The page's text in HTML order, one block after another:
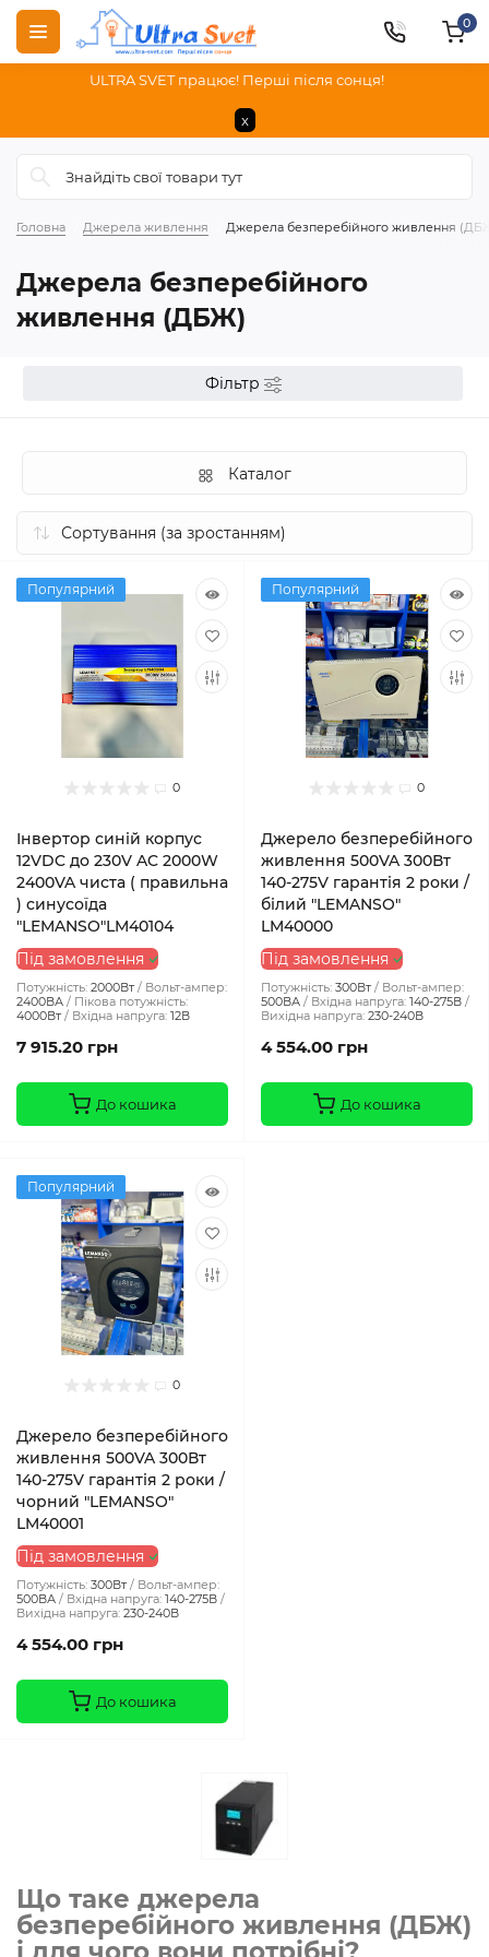
ULTRA SVET працює! Перші після сонця!
x
0
Головна Джерела живлення Джерела безперебійного живлення
Джерела безперебійного
живлення (ДБЖ)
Фільтр
Каталог
Популярний
0
Інвертор синій корпус
12VDC до 230V AC 2000W
2400VA чиста ( правильна
) синусоїда
"LEMANSO"LM40104
Під замовлення
Потужність: 2000Вт
Вольт-ампер:
2400ВА
Пікова потужність:
4000Вт
Вхідна напруга: 12В
7 915.20 грн
До кошика
Популярний
0
Джерело безперебійного
живлення 500VA 300Вт
140-275V гарантія 2 роки /
білий "LEMANSO"
LM40000
Під замовлення
Потужність: 300Вт
Вольт-ампер:
500ВА
Вхідна напруга: 140-275В
Вихідна напруга: 230-240В
4 554.00 грн
До кошика
Популярний
0
Джерело безперебійного
живлення 500VA 300Вт
140-275V гарантія 2 роки /
чорний "LEMANSO"
LM40001
Під замовлення
Потужність: 300Вт
Вольт-ампер:
500ВА
Вхідна напруга: 140-275В
Вихідна напруга: 230-240В
4 554.00 грн
До кошика
Що таке джерела
безперебійного живлення (ДБЖ)